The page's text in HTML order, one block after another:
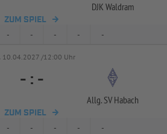
DJK Waldram
ZUM SPIEL
- - - - -
10.04.2027 /12:00 Uhr
- : -
Allg. SV Habach
ZUM SPIEL
- - - - -